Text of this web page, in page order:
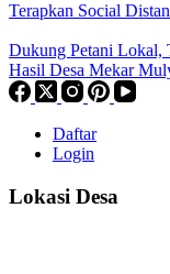
Terapkan Social
Dukung Petani Lokal,
Hasil Desa Mekar
Daftar
Login
Lokasi Desa